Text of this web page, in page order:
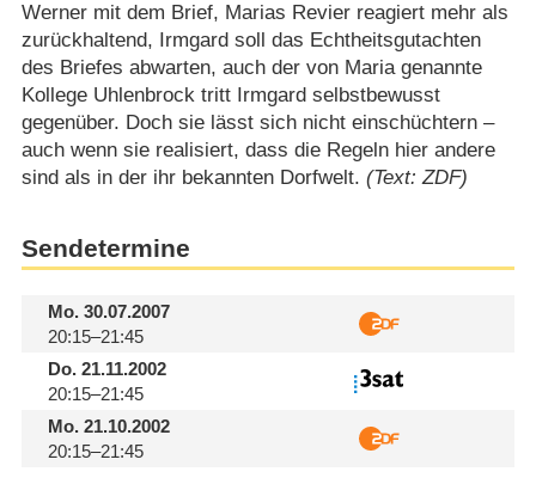
Werner mit dem Brief, Marias Revier reagiert mehr als
zurückhaltend, Irmgard soll das Echtheitsgutachten
des Briefes abwarten, auch der von Maria genannte
Kollege Uhlenbrock tritt Irmgard selbstbewusst
gegenüber. Doch sie lässt sich nicht einschüchtern –
auch wenn sie realisiert, dass die Regeln hier andere
sind als in der ihr bekannten Dorfwelt. (Text: ZDF)
Sendetermine
Mo.30.07.2007
20:15–21:45
Do.21.11.2002
20:15–21:45
Mo.21.10.2002
20:15–21:45